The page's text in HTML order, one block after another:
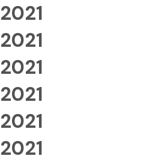
2021
2021
2021
2021
2021
2021